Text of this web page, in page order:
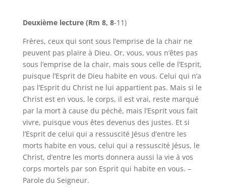
Deuxième lecture (Rm 8, 8-11)
Frères, ceux qui sont sous l’emprise de la chair ne
peuvent pas plaire à Dieu. Or, vous, vous n’êtes pas
sous l’emprise de la chair, mais sous celle de l’Esprit,
puisque l’Esprit de Dieu habite en vous. Celui qui n’a
pas l’Esprit du Christ ne lui appartient pas. Mais si le
Christ est en vous, le corps, il est vrai, reste marqué
par la mort à cause du péché, mais l’Esprit vous fait
vivre, puisque vous êtes devenus des justes. Et si
l’Esprit de celui qui a ressuscité Jésus d’entre les
morts habite en vous, celui qui a ressuscité Jésus, le
Christ, d’entre les morts donnera aussi la vie à vos
corps mortels par son Esprit qui habite en vous. –
Parole du Seigneur.